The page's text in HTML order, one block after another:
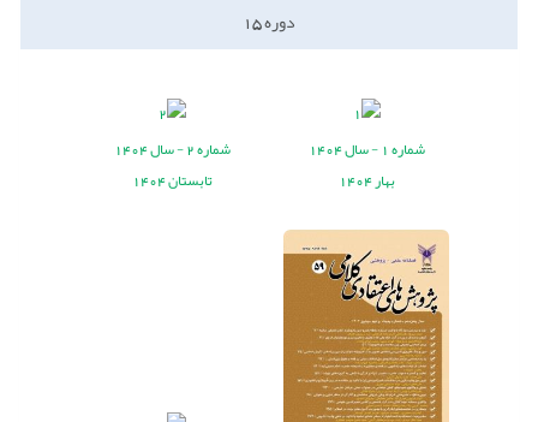
دوره15
شماره1 - سال1404
بهار 1404
شماره2 - سال1404
تابستان 1404